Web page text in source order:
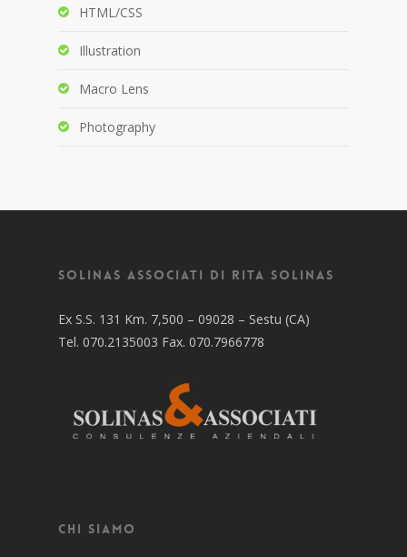
HTML/CSS
Illustration
Macro Lens
Photography
Solinas Associati di Rita Solinas
Ex S.S. 131 Km. 7,500 – 09028 – Sestu (CA)
Tel. 070.2135003 Fax. 070.7966778
Chi siamo